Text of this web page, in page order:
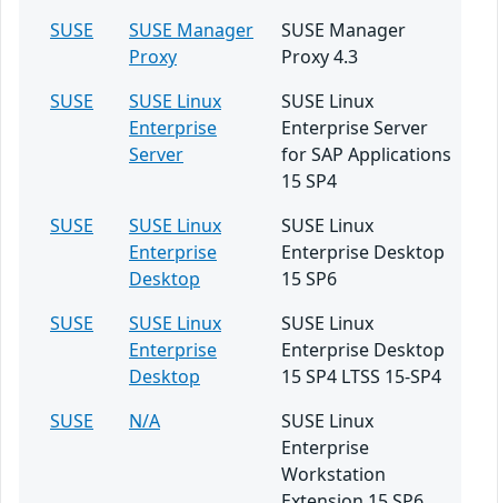
SUSE
SUSE Manager
Proxy
SUSE Manager
Proxy 4.3
SUSE
SUSE Linux
Enterprise
Server
SUSE Linux
Enterprise Server
for SAP Applications
15 SP4
SUSE
SUSE Linux
Enterprise
Desktop
SUSE Linux
Enterprise Desktop
15 SP6
SUSE
SUSE Linux
Enterprise
Desktop
SUSE Linux
Enterprise Desktop
15 SP4 LTSS 15-SP4
SUSE
N/A
SUSE Linux
Enterprise
Workstation